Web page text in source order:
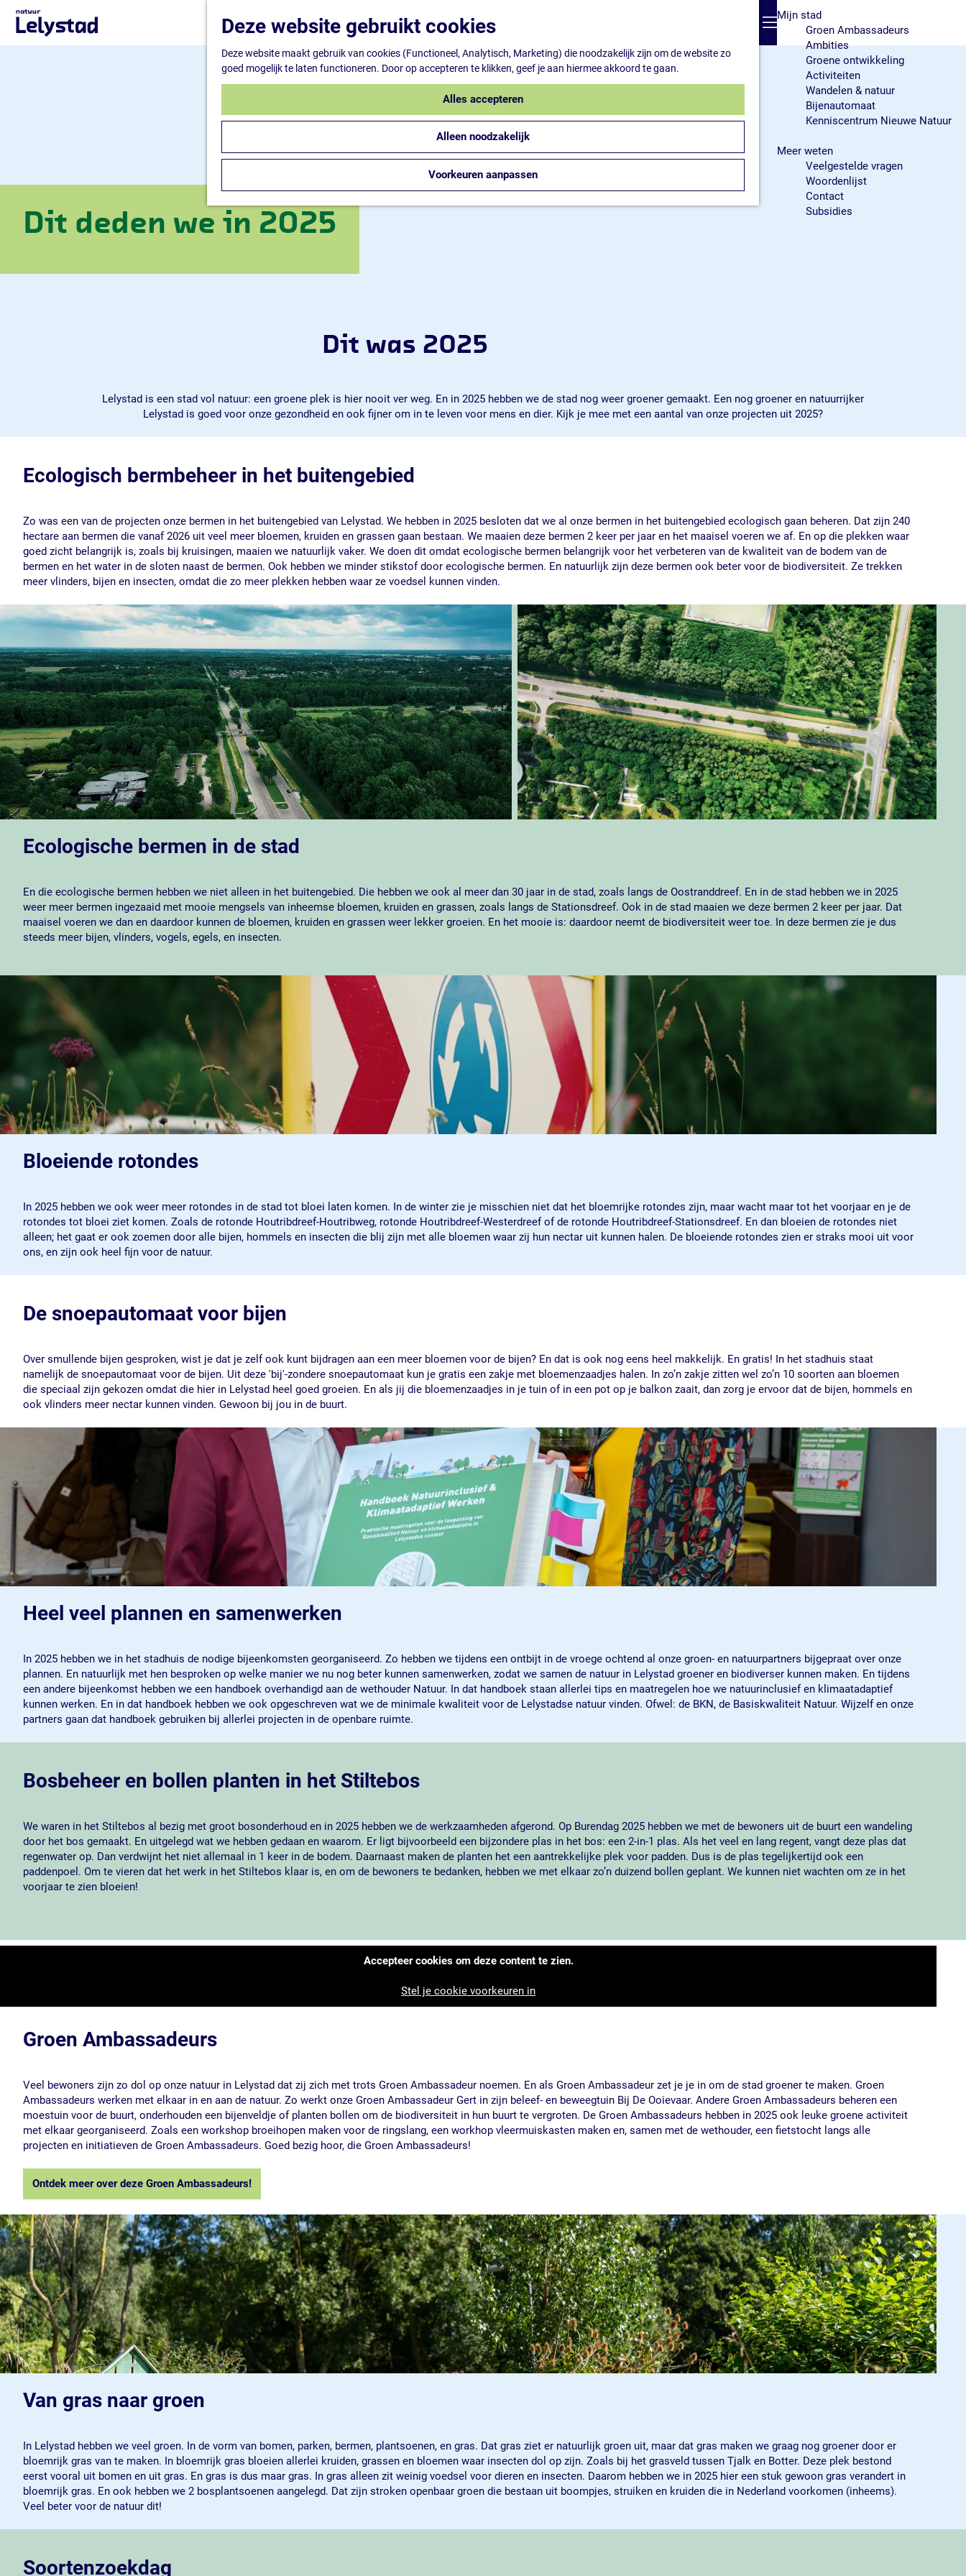
Deze website gebruikt cookies
Deze website maakt gebruik van cookies (Functioneel, Analytisch, Marketing) die noodzakelijk zijn om de website zo
goed mogelijk te laten functioneren. Door op accepteren te klikken, geef je aan hiermee akkoord te gaan.
Alles accepteren
Alleen noodzakelijk
Voorkeuren aanpassen
a
n
g
a
t
Mijn stad
Groen Ambassadeurs
Ambities
Groene ontwikkeling
Activiteiten
Wandelen & natuur
Bijenautomaat
Kenniscentrum Nieuwe Natuur
Meer weten
Veelgestelde vragen
Woordenlijst
Contact
Subsidies
Dit deden we in 2025
Dit was 2025
Lelystad is een stad vol natuur: een groene plek is hier nooit ver weg. En in 2025 hebben we de stad nog weer groener gemaakt. Een nog groener en natuurrijker
Lelystad is goed voor onze gezondheid en ook fijner om in te leven voor mens en dier. Kijk je mee met een aantal van onze projecten uit 2025?
Ecologisch bermbeheer in het buitengebied
Zo was een van de projecten onze bermen in het buitengebied van Lelystad. We hebben in 2025 besloten dat we al onze bermen in het buitengebied ecologisch gaan beheren. Dat zijn 240
hectare aan bermen die vanaf 2026 uit veel meer bloemen, kruiden en grassen gaan bestaan. We maaien deze bermen 2 keer per jaar en het maaisel voeren we af. En op die plekken waar
goed zicht belangrijk is, zoals bij kruisingen, maaien we natuurlijk vaker. We doen dit omdat ecologische bermen belangrijk voor het verbeteren van de kwaliteit van de bodem van de
bermen en het water in de sloten naast de bermen. Ook hebben we minder stikstof door ecologische bermen. En natuurlijk zijn deze bermen ook beter voor de biodiversiteit. Ze trekken
meer vlinders, bijen en insecten, omdat die zo meer plekken hebben waar ze voedsel kunnen vinden.
Ecologische bermen in de stad
En die ecologische bermen hebben we niet alleen in het buitengebied. Die hebben we ook al meer dan 30 jaar in de stad, zoals langs de Oostranddreef. En in de stad hebben we in 2025
weer meer bermen ingezaaid met mooie mengsels van inheemse bloemen, kruiden en grassen, zoals langs de Stationsdreef. Ook in de stad maaien we deze bermen 2 keer per jaar. Dat
maaisel voeren we dan en daardoor kunnen de bloemen, kruiden en grassen weer lekker groeien. En het mooie is: daardoor neemt de biodiversiteit weer toe. In deze bermen zie je dus
steeds meer bijen, vlinders, vogels, egels, en insecten.
Bloeiende rotondes
In 2025 hebben we ook weer meer rotondes in de stad tot bloei laten komen. In de winter zie je misschien niet dat het bloemrijke rotondes zijn, maar wacht maar tot het voorjaar en je de
rotondes tot bloei ziet komen. Zoals de rotonde Houtribdreef-Houtribweg, rotonde Houtribdreef-Westerdreef of de rotonde Houtribdreef-Stationsdreef. En dan bloeien de rotondes niet
alleen; het gaat er ook zoemen door alle bijen, hommels en insecten die blij zijn met alle bloemen waar zij hun nectar uit kunnen halen. De bloeiende rotondes zien er straks mooi uit voor
ons, en zijn ook heel fijn voor de natuur.
De snoepautomaat voor bijen
Over smullende bijen gesproken, wist je dat je zelf ook kunt bijdragen aan een meer bloemen voor de bijen? En dat is ook nog eens heel makkelijk. En gratis! In het stadhuis staat
namelijk de snoepautomaat voor de bijen. Uit deze 'bij'-zondere snoepautomaat kun je gratis een zakje met bloemenzaadjes halen. In zo’n zakje zitten wel zo’n 10 soorten aan bloemen
die speciaal zijn gekozen omdat die hier in Lelystad heel goed groeien. En als jij die bloemenzaadjes in je tuin of in een pot op je balkon zaait, dan zorg je ervoor dat de bijen, hommels en
ook vlinders meer nectar kunnen vinden. Gewoon bij jou in de buurt.
Heel veel plannen en samenwerken
In 2025 hebben we in het stadhuis de nodige bijeenkomsten georganiseerd. Zo hebben we tijdens een ontbijt in de vroege ochtend al onze groen- en natuurpartners bijgepraat over onze
plannen. En natuurlijk met hen besproken op welke manier we nu nog beter kunnen samenwerken, zodat we samen de natuur in Lelystad groener en biodiverser kunnen maken. En tijdens
een andere bijeenkomst hebben we een handboek overhandigd aan de wethouder Natuur. In dat handboek staan allerlei tips en maatregelen hoe we natuurinclusief en klimaatadaptief
kunnen werken. En in dat handboek hebben we ook opgeschreven wat we de minimale kwaliteit voor de Lelystadse natuur vinden. Ofwel: de BKN, de Basiskwaliteit Natuur. Wijzelf en onze
partners gaan dat handboek gebruiken bij allerlei projecten in de openbare ruimte.
Bosbeheer en bollen planten in het Stiltebos
We waren in het Stiltebos al bezig met groot bosonderhoud en in 2025 hebben we de werkzaamheden afgerond. Op Burendag 2025 hebben we met de bewoners uit de buurt een wandeling
door het bos gemaakt. En uitgelegd wat we hebben gedaan en waarom. Er ligt bijvoorbeeld een bijzondere plas in het bos: een 2-in-1 plas. Als het veel en lang regent, vangt deze plas dat
regenwater op. Dan verdwijnt het niet allemaal in 1 keer in de bodem. Daarnaast maken de planten het een aantrekkelijke plek voor padden. Dus is de plas tegelijkertijd ook een
paddenpoel. Om te vieren dat het werk in het Stiltebos klaar is, en om de bewoners te bedanken, hebben we met elkaar zo’n duizend bollen geplant. We kunnen niet wachten om ze in het
voorjaar te zien bloeien!
Groen Ambassadeurs
Veel bewoners zijn zo dol op onze natuur in Lelystad dat zij zich met trots Groen Ambassadeur noemen. En als Groen Ambassadeur zet je je in om de stad groener te maken. Groen
Ambassadeurs werken met elkaar in en aan de natuur. Zo werkt onze Groen Ambassadeur Gert in zijn beleef- en beweegtuin Bij De Ooievaar. Andere Groen Ambassadeurs beheren een
moestuin voor de buurt, onderhouden een bijenveldje of planten bollen om de biodiversiteit in hun buurt te vergroten. De Groen Ambassadeurs hebben in 2025 ook leuke groene activiteit
met elkaar georganiseerd. Zoals een workshop broeihopen maken voor de ringslang, een workhop vleermuiskasten maken en, samen met de wethouder, een fietstocht langs alle
projecten en initiatieven de Groen Ambassadeurs. Goed bezig hoor, die Groen Ambassadeurs!
Ontdek meer over deze Groen Ambassadeurs!
Accepteer cookies om deze content te zien.
Stel je cookie voorkeuren in
Van gras naar groen
In Lelystad hebben we veel groen. In de vorm van bomen, parken, bermen, plantsoenen, en gras. Dat gras ziet er natuurlijk groen uit, maar dat gras maken we graag nog groener door er
bloemrijk gras van te maken. In bloemrijk gras bloeien allerlei kruiden, grassen en bloemen waar insecten dol op zijn. Zoals bij het grasveld tussen Tjalk en Botter. Deze plek bestond
eerst vooral uit bomen en uit gras. En gras is dus maar gras. In gras alleen zit weinig voedsel voor dieren en insecten. Daarom hebben we in 2025 hier een stuk gewoon gras verandert in
bloemrijk gras. En ook hebben we 2 bosplantsoenen aangelegd. Dat zijn stroken openbaar groen die bestaan uit boompjes, struiken en kruiden die in Nederland voorkomen (inheems).
Veel beter voor de natuur dit!
Soortenzoekdag